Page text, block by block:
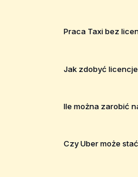
Praca Taxi bez
Jak zdobyć licencje
Ile można zarobić
Czy Uber może